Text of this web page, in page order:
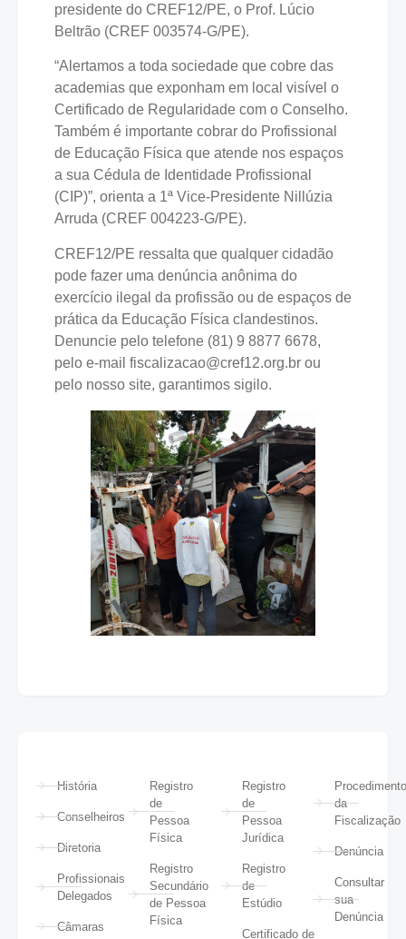
presidente do CREF12/PE, o Prof. Lúcio
Beltrão (CREF 003574-G/PE).
“Alertamos a toda sociedade que cobre das
academias que exponham em local visível o
Certificado de Regularidade com o Conselho.
Também é importante cobrar do Profissional
de Educação Física que atende nos espaços
a sua Cédula de Identidade Profissional
(CIP)”, orienta a 1ª Vice-Presidente Nillúzia
Arruda (CREF 004223-G/PE).
CREF12/PE ressalta que qualquer cidadão
pode fazer uma denúncia anônima do
exercício ilegal da profissão ou de espaços de
prática da Educação Física clandestinos.
Denuncie pelo telefone (81) 9 8877 6678,
pelo e-mail fiscalizacao@cref12.org.br ou
pelo nosso site, garantimos sigilo.
História
Conselheiros
Diretoria
Profissionais
Delegados
Câmaras
Registro
de
Pessoa
Física
Registro
Secundário
de Pessoa
Física
Registro
de
Pessoa
Jurídica
Registro
de
Estúdio
Certificado de
da
Fiscalização
Denúncia
Consultar
sua
Denúncia